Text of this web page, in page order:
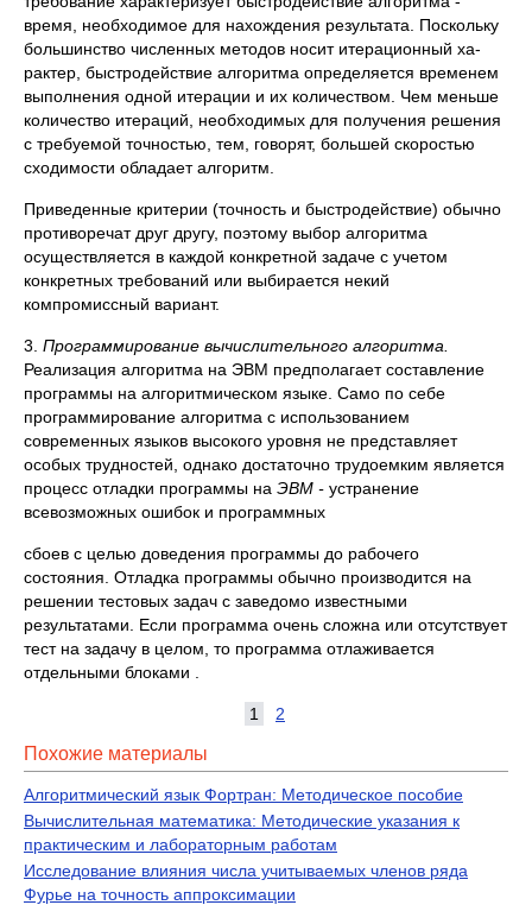
время, необходимое для нахождения результа­та. Поскольку
большинство численных методов носит итерационный ха­
рактер, быстродействие алгоритма определяется временем
выполнения одной итерации и их количеством. Чем меньше
количество итераций, необходимых для получения решения
с требуемой точностью, тем, го­ворят, большей скоростью
сходимости обладает алгоритм.
Приведенные критерии (точность и быстродействие) обычно
про­тиворечат друг другу, поэтому выбор алгоритма
осуществляется в каждой конкретной задаче с учетом
конкретных требований или выби­рается некий
компромиссный вариант.
3. Программирование вычислительного алгоритма.
Реализация ал­горитма на ЭВМ предполагает составление
программы на алгоритмичес­ком языке. Само по себе
программирование алгоритма с использовани­ем
современных языков высокого уровня не представляет
особых труд­ностей, однако достаточно трудоемким является
процесс отладки программы на ЭВМ - устранение
всевозможных ошибок и программных
сбоев с целью доведения программы до рабочего
состояния. Отладка программы обычно производится на
решении тестовых задач с заведомо известными
результатами. Если программа очень сложна или отсутст­вует
тест на задачу в целом, то программа отлаживается
отдельными блоками .
1 2
Похожие материалы
Алгоритмический язык Фортран: Методическое пособие
Вычислительная математика: Методические указания к
практическим и лабораторным работам
Исследование влияния числа учитываемых членов ряда
Фурье на точность аппроксимации